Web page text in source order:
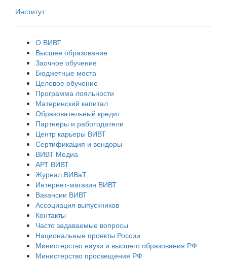
Институт
О ВИВТ
Высшее образование
Заочное обучение
Бюджетные места
Целевое обучение
Программа лояльности
Материнский капитал
Образовательный кредит
Партнеры и работодатели
Центр карьеры ВИВТ
Сертификация и вендоры
ВИВТ Медиа
АРТ ВИВТ
Журнал ВИВаТ
Интернет-магазин ВИВТ
Вакансии ВИВТ
Ассоциация выпускников
Контакты
Часто задаваемые вопросы
Национальные проекты России
Министерство науки и высшего образования РФ
Министерство просвещения РФ